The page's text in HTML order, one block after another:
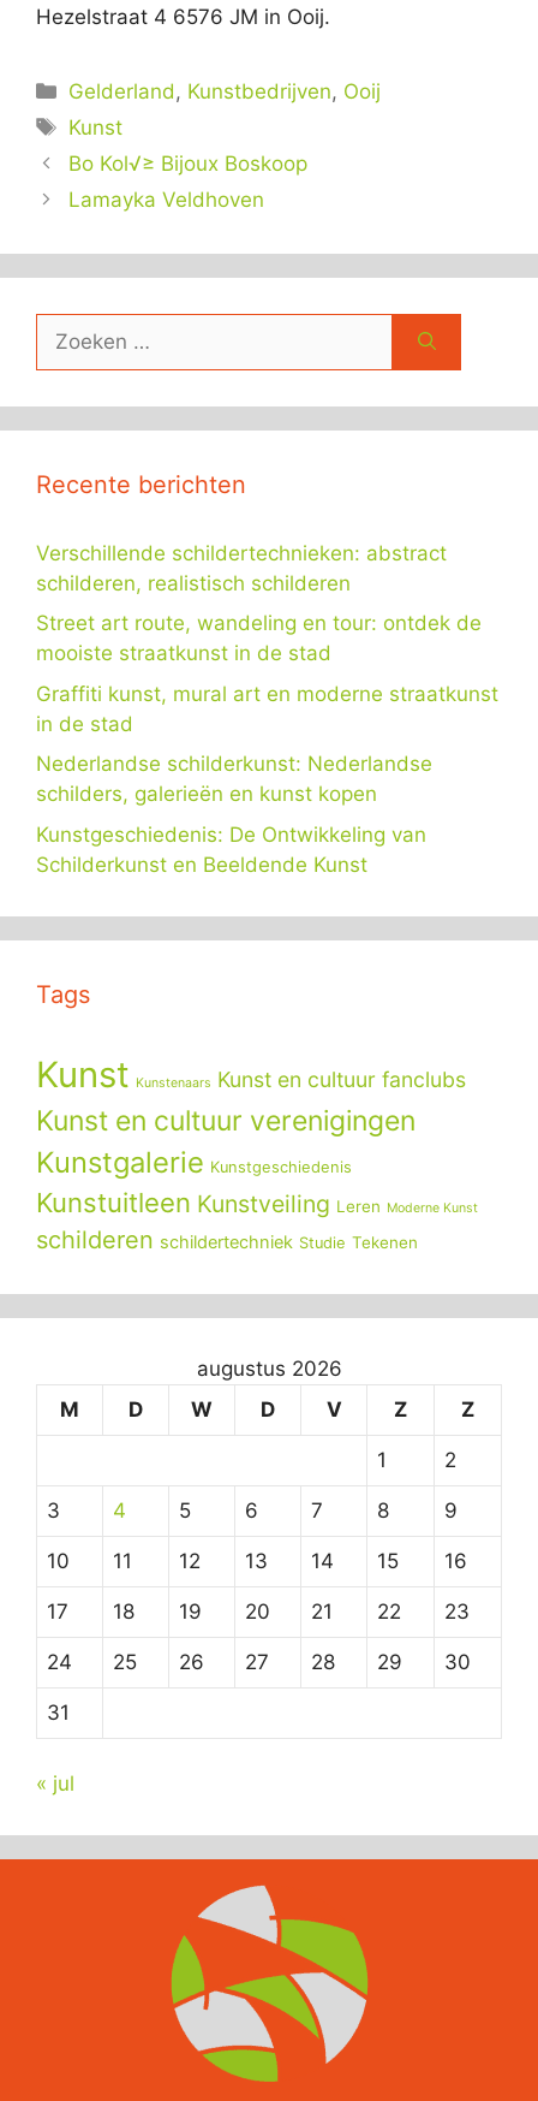
Hezelstraat 4 6576 JM in Ooij.
Categorieën
Gelderland , Kunstbedrijven, Ooij
Tags
Kunst
Bo Kol√≥ Bijoux Boskoop
Lamayka Veldhoven
naar:
Recente berichten
Verschillende schildertechnieken: abstract
schilderen, realistisch schilderen
Street art route, wandeling en tour: ontdek de
mooiste straatkunst in de stad
Graffiti kunst, mural art en moderne straatkunst
in de stad
Nederlandse schilderkunst: Nederlandse
schilders, galerieën en kunst kopen
Kunstgeschiedenis: De Ontwikkeling van
Schilderkunst en Beeldende Kunst
Tags
Kunst Kunstenaars Kunst en cultuur fanclubs
Kunst en cultuur verenigingen
Kunstgalerie Kunstgeschiedenis
Kunstuitleen Kunstveiling Leren Moderne Kunst
schilderen schildertechniek Studie Tekenen
augustus 2026
M
D W D V Z Z
1 2
3 4 5 6 7 8 9
10 11 12 13 14 15 16
17 18 19 20 21 22 23
24 25 26 27 28 29 30
31
« jul